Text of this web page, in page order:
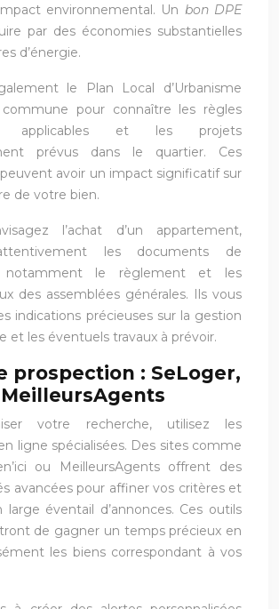
environnemental. Un bon DPE
par des économies substantielles
d’énergie.
le Plan Local d’Urbanisme
pour connaître les règles
applicables et les projets
prévus dans le quartier. Ces
avoir un impact significatif sur
de votre bien.
l’achat d’un appartement,
les documents de
notamment le règlement et les
des assemblées générales. Ils vous
indications précieuses sur la gestion
et les éventuels travaux à prévoir.
prospection : SeLoger,
MeilleursAgents
votre recherche, utilisez les
ligne spécialisées. Des sites comme
ou MeilleursAgents offrent des
avancées pour affiner vos critères et
large éventail d’annonces. Ces outils
de gagner un temps précieux en
les biens correspondant à vos